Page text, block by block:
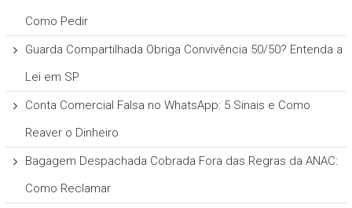
Como Pedir
Guarda Compartilhada Obriga Convivência 50/50? Entenda a
Lei em SP
Conta Comercial Falsa no WhatsApp: 5 Sinais e Como
Reaver o Dinheiro
Bagagem Despachada Cobrada Fora das Regras da ANAC:
Como Reclamar